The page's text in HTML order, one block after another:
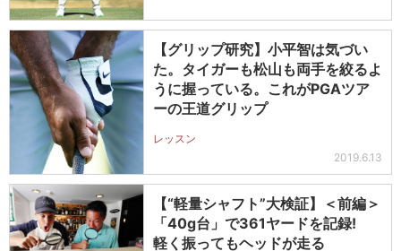
【グリップ研究】小平智は気づい
た。タイガーも松山も両手を絞るよ
うに握っている。これがPGAツア
ーの王道グリップ
レッスン
2019.6.13
【“軽量シャフト”大検証】＜前編＞
「40g台」で361ヤードを記録!
軽く振ってもヘッドが走る